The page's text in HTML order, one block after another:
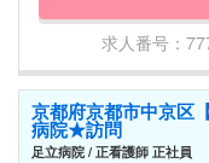
求人番号：
京都府京都市中京区
病院★訪問
足立病院 / 正看護師 正社員